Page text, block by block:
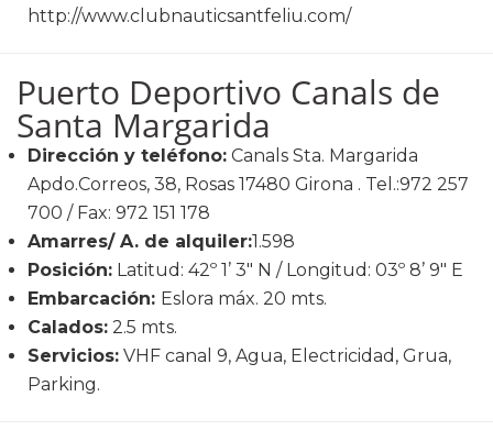
http://www.clubnauticsantfeliu.com/
Puerto Deportivo Canals de
Santa Margarida
Dirección y teléfono: Canals Sta. Margarida
Apdo.Correos, 38, Rosas 17480 Girona . Tel.:972 257
700 / Fax: 972 151 178
Amarres/ A. de alquiler:1.598
Posición: Latitud: 42º 1’ 3" N / Longitud: 03º 8’ 9" E
Embarcación: Eslora máx. 20 mts.
Calados: 2.5 mts.
Servicios: VHF canal 9, Agua, Electricidad, Grua,
Parking.